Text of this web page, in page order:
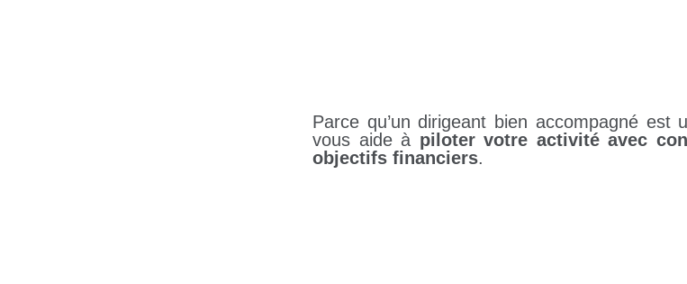
Parce qu’un dirigeant bien accompagné est
vous aide à piloter votre activité avec
objectifs financiers.